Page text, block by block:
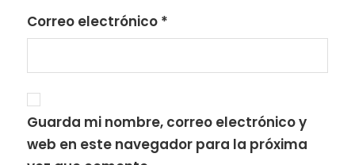
Correo electrónico *
Guarda mi nombre, correo electrónico y
web en este navegador para la próxima